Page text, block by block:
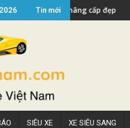
Tin mớiSiêu xe điện Deus
SIÊU XE XE SIÊU SANG